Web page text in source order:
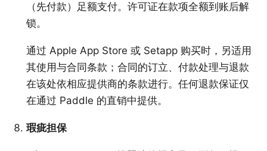
（先付款）足额支付。许可证在款项全额到账后解
锁。
通过 Apple App Store 或 Setapp 购买时，另适用
其使用与合同条款；合同的订立、付款处理与退款
在该处依相应提供商的条款进行。任何退款保证仅
在通过 Paddle 的直销中提供。
瑕疵担保